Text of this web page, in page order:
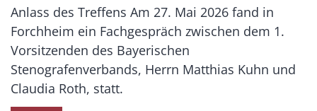
Anlass des Treffens Am 27. Mai 2026 fand in
Forchheim ein Fachgespräch zwischen dem 1.
Vorsitzenden des Bayerischen
Stenografenverbands, Herrn Matthias Kuhn und
Claudia Roth, statt.